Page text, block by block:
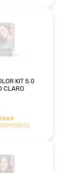
KIT 5.0
CLARO